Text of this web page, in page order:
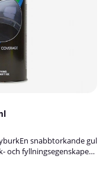
snabbtorkande gul
och fyllningsegenskaper.
och obehandlade